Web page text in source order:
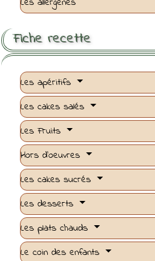
Fiche recette
Les apéritifs
Les cakes salés
Les Fruits
Hors d'oeuvres
Les cakes sucrés
Les desserts
Les plats chauds
Le coin des enfants